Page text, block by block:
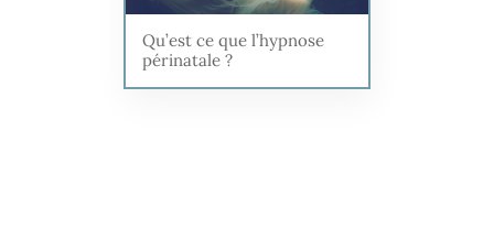
Qu’est ce que l’hypnose
périnatale ?